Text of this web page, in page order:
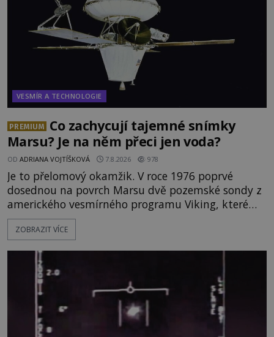
VESMÍR A TECHNOLOGIE
PREMIUM
Co zachycují tajemné snímky
Marsu? Je na něm přeci jen voda?
OD ADRIANA VOJTÍŠKOVÁ 7.8.2026 978
Je to přelomový okamžik. V roce 1976 poprvé
dosednou na povrch Marsu dvě pozemské sondy z
amerického vesmírného programu Viking, které
jsou schopny pořídit fotografie záhadami
opředené rudé planety. Viking 1 zde zaznamená
zvané Cydonie totiž zachytí podivný útvar
připomínající lidskou tvář. NASA (Národní úřad
ZOBRAZIT VÍCE